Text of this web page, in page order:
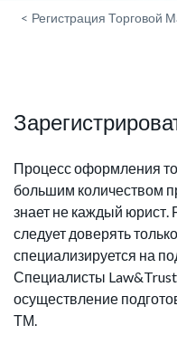
< Регистрация Торговой
Процесс оформления
большим количеством
знает не каждый юрист.
следует доверять
специализируется на
Специалисты Law&Trust
осуществление
ТМ.